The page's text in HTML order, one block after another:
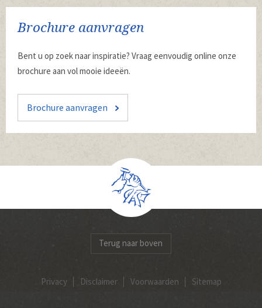
Brochure aanvragen
Bent u op zoek naar inspiratie? Vraag eenvoudig online onze
brochure aan vol mooie ideeën.
Brochure aanvragen
Terug naar boven
Privacy Disclaimer Voorwaarden Sitemap